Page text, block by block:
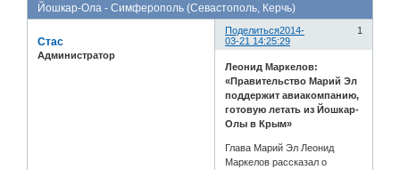
Йошкар-Ола - Симферополь (Севастополь, Керчь)
Поделиться 1
2014-
03-21 14:25:29
Стас
Администратор
Леонид Маркелов:
«Правительство Марий Эл
поддержит авиакомпанию,
готовую летать из Йошкар-
Олы в Крым»
Глава Марий Эл Леонид
Маркелов рассказал о